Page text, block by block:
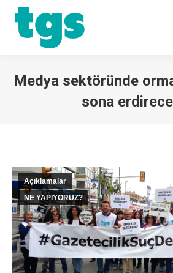
Medya sektöründe
sona
Açıklamalar
NE YAPIYORUZ?